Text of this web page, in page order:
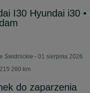
I30 Hyundai i30
Świdnickie - 01 sierpnia 2026
280 km
do zaparzenia